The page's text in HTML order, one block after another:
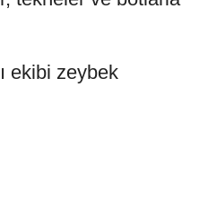
ekibi zeybek